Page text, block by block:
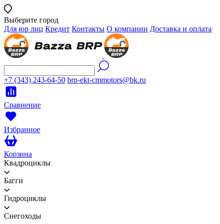
Выберите город
Для юр лиц Кредит Контакты О компании Доставка и оплата
+7 (343) 243-64-50 brp-ekt-cmmotors@bk.ru
Сравнение
Избранное
Корзина
Квадроциклы
Багги
Гидроциклы
Снегоходы